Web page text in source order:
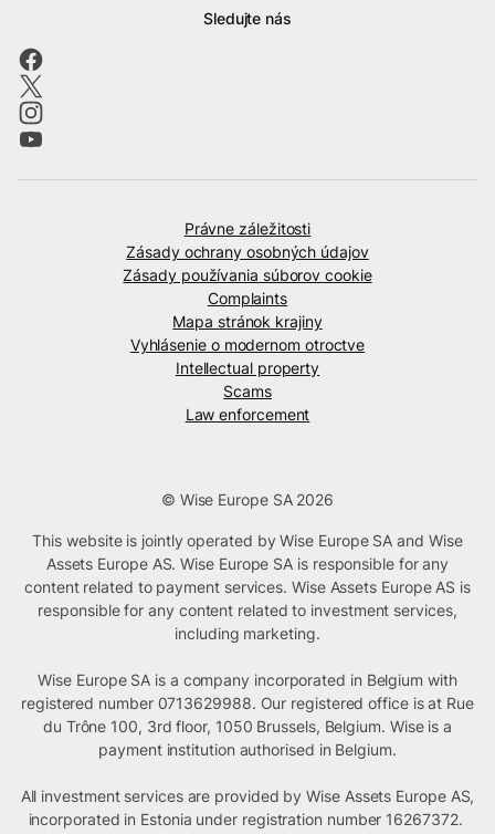
Sledujte nás
Právne záležitosti
Zásady ochrany osobných údajov
Zásady používania súborov cookie
Complaints
Mapa stránok krajiny
Vyhlásenie o modernom otroctve
Intellectual property
Scams
Law enforcement
© Wise Europe SA 2026
This website is jointly operated by Wise Europe SA and Wise
Assets Europe AS. Wise Europe SA is responsible for any
content related to payment services. Wise Assets Europe AS is
responsible for any content related to investment services,
including marketing.
Wise Europe SA is a company incorporated in Belgium with
registered number 0713629988. Our registered office is at Rue
du Trône 100, 3rd floor, 1050 Brussels, Belgium. Wise is a
payment institution authorised in Belgium.
All investment services are provided by Wise Assets Europe AS,
incorporated in Estonia under registration number 16267372.